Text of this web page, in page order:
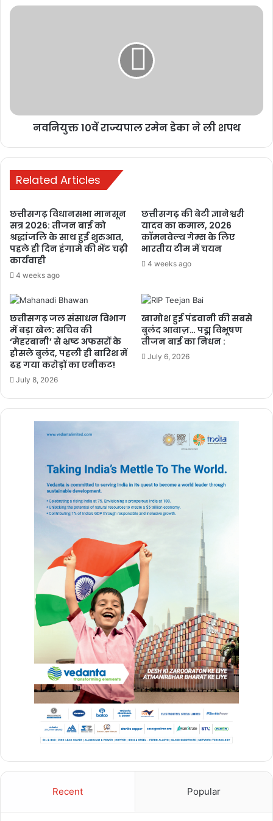
आमजन परेशान
मॉडल की सराहना,
ISRO तकनीक से
बढ़ा भूजल स्तर
2 weeks ago
buland chhattisgarh chhattisgarh
बुलंद छत्तीसगढ़
नवनियुक्त 10वें राज्यपाल रमेन डेका ने ली शपथ
Related Articles
छत्तीसगढ़ विधानसभा मानसून
सत्र 2026: तीजन बाई को
श्रद्धांजलि के साथ हुई शुरुआत,
पहले ही दिन हंगामे की भेंट चढ़ी
कार्यवाही
4 weeks ago
छत्तीसगढ़ की बेटी ज्ञानेश्वरी
यादव का कमाल, 2026
कॉमनवेल्थ गेम्स के लिए
भारतीय टीम में चयन
4 weeks ago
छत्तीसगढ़ जल संसाधन विभाग
में बड़ा खेल: सचिव की
‘मेहरबानी’ से भ्रष्ट अफसरों के
हौसले बुलंद, पहली ही बारिश में
ढह गया करोड़ों का एनीकट!
July 8, 2026
खामोश हुई पंडवानी की सबसे
बुलंद आवाज़… पद्म विभूषण
तीजन बाई का निधन :
July 6, 2026
Recent Popular